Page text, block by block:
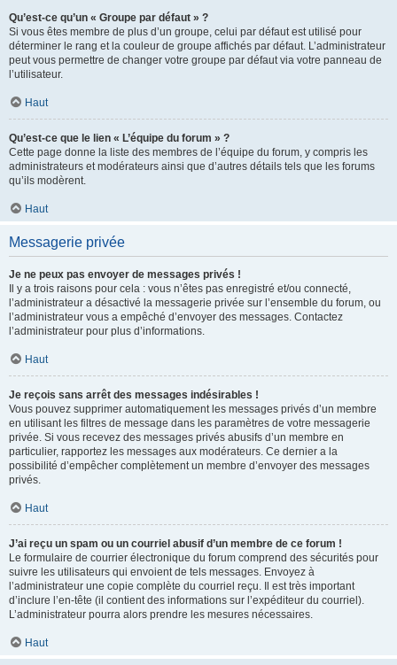
Qu’est-ce qu’un « Groupe par défaut » ?
Si vous êtes membre de plus d’un groupe, celui par défaut est utilisé pour
déterminer le rang et la couleur de groupe affichés par défaut. L’administrateur
peut vous permettre de changer votre groupe par défaut via votre panneau de
l’utilisateur.
Haut
Qu’est-ce que le lien « L’équipe du forum » ?
Cette page donne la liste des membres de l’équipe du forum, y compris les
administrateurs et modérateurs ainsi que d’autres détails tels que les forums
qu’ils modèrent.
Haut
Messagerie privée
Je ne peux pas envoyer de messages privés !
Il y a trois raisons pour cela : vous n’êtes pas enregistré et/ou connecté,
l’administrateur a désactivé la messagerie privée sur l’ensemble du forum, ou
l’administrateur vous a empêché d’envoyer des messages. Contactez
l’administrateur pour plus d’informations.
Haut
Je reçois sans arrêt des messages indésirables !
Vous pouvez supprimer automatiquement les messages privés d’un membre
en utilisant les filtres de message dans les paramètres de votre messagerie
privée. Si vous recevez des messages privés abusifs d’un membre en
particulier, rapportez les messages aux modérateurs. Ce dernier a la
possibilité d’empêcher complètement un membre d’envoyer des messages
privés.
Haut
J’ai reçu un spam ou un courriel abusif d’un membre de ce forum !
Le formulaire de courrier électronique du forum comprend des sécurités pour
suivre les utilisateurs qui envoient de tels messages. Envoyez à
l’administrateur une copie complète du courriel reçu. Il est très important
d’inclure l’en-tête (il contient des informations sur l’expéditeur du courriel).
L’administrateur pourra alors prendre les mesures nécessaires.
Haut